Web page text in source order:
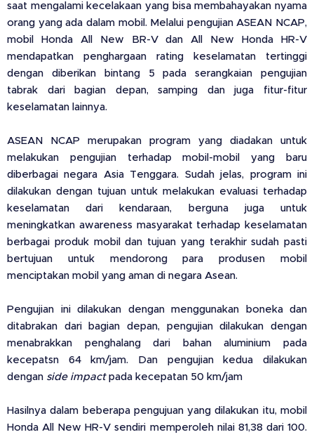
saat mengalami kecelakaan yang bisa membahayakan nyama
orang yang ada dalam mobil. Melalui pengujian ASEAN NCAP,
mobil Honda All New BR-V dan All New Honda HR-V
mendapatkan penghargaan rating keselamatan tertinggi
dengan diberikan bintang 5 pada serangkaian pengujian
tabrak dari bagian depan, samping dan juga fitur-fitur
keselamatan lainnya.
ASEAN NCAP merupakan program yang diadakan untuk
melakukan pengujian terhadap mobil-mobil yang baru
diberbagai negara Asia Tenggara. Sudah jelas, program ini
dilakukan dengan tujuan untuk melakukan evaluasi terhadap
keselamatan dari kendaraan, berguna juga untuk
meningkatkan awareness masyarakat terhadap keselamatan
berbagai produk mobil dan tujuan yang terakhir sudah pasti
bertujuan untuk mendorong para produsen mobil
menciptakan mobil yang aman di negara Asean.
Pengujian ini dilakukan dengan menggunakan boneka dan
ditabrakan dari bagian depan, pengujian dilakukan dengan
menabrakkan penghalang dari bahan aluminium pada
kecepatsn 64 km/jam. Dan pengujian kedua dilakukan
dengan side impact pada kecepatan 50 km/jam
Hasilnya dalam beberapa pengujuan yang dilakukan itu, mobil
Honda All New HR-V sendiri memperoleh nilai 81,38 dari 100.